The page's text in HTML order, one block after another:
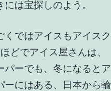
は宝探しのよう。
ではアイスもアイスク
どでアイス屋さんは、
パーでも、冬になるとア
ーにはある、日本から輸